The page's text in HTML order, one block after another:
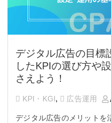
デジタル広告の目標
したKPIの選び方や
さえよう！
KPI・KGI, 広告運用
デジタル広告のメリットを